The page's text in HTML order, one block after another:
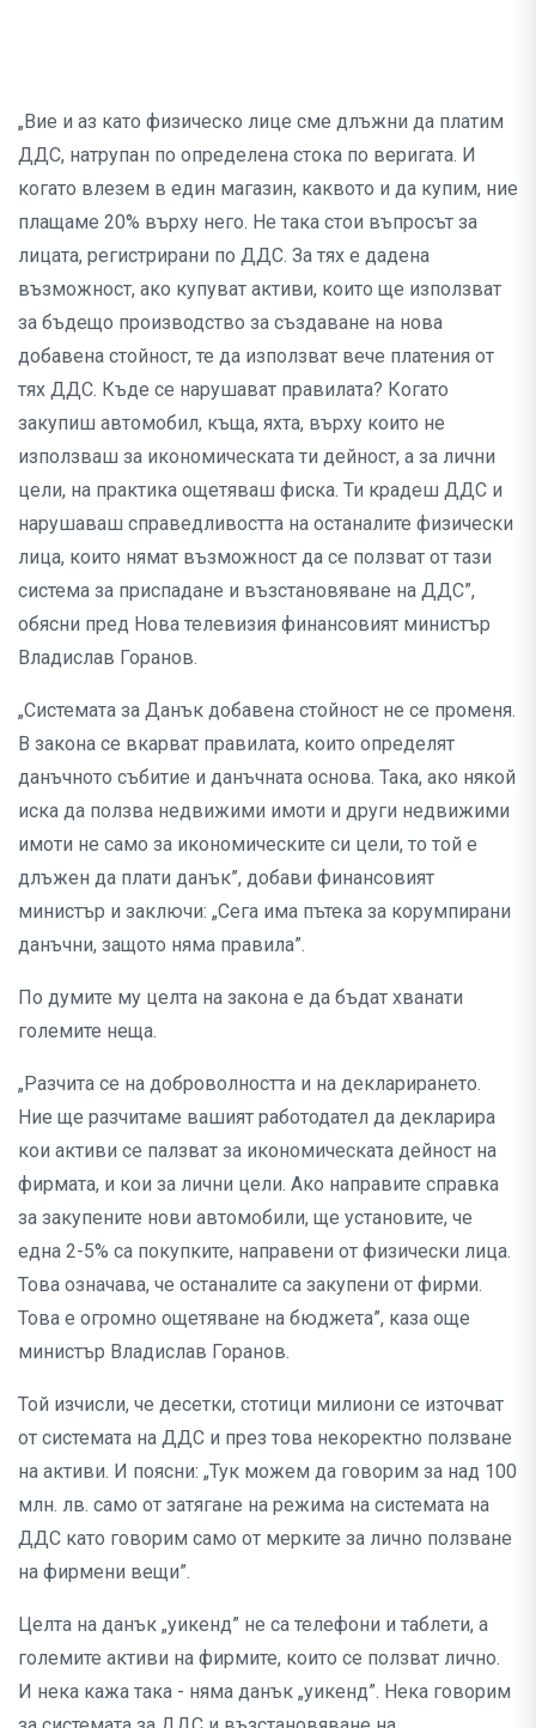
„Вие и аз като физическо лице сме длъжни да платим
ДДС, натрупан по определена стока по веригата. И
когато влезем в един магазин, каквото и да купим, ние
плащаме 20% върху него. Не така стои въпросът за
лицата, регистрирани по ДДС. За тях е дадена
възможност, ако купуват активи, които ще използват
за бъдещо производство за създаване на нова
добавена стойност, те да използват вече платения от
тях ДДС. Къде се нарушават правилата? Когато
закупиш автомобил, къща, яхта, върху които не
използваш за икономическата ти дейност, а за лични
цели, на практика ощетяваш фиска. Ти крадеш ДДС и
нарушаваш справедливостта на останалите физически
лица, които нямат възможност да се ползват от тази
система за приспадане и възстановяване на ДДС”,
обясни пред Нова телевизия финансовият министър
Владислав Горанов.
„Системата за Данък добавена стойност не се променя.
В закона се вкарват правилата, които определят
данъчното събитие и данъчната основа. Така, ако някой
иска да ползва недвижими имоти и други недвижими
имоти не само за икономическите си цели, то той е
длъжен да плати данък”, добави финансовият
министър и заключи: „Сега има пътека за корумпирани
данъчни, защото няма правила”.
По думите му целта на закона е да бъдат хванати
големите неща.
„Разчита се на доброволността и на декларирането.
Ние ще разчитаме вашият работодател да декларира
кои активи се палзват за икономическата дейност на
фирмата, и кои за лични цели. Ако направите справка
за закупените нови автомобили, ще установите, че
една 2-5% са покупките, направени от физически лица.
Това означава, че останалите са закупени от фирми.
Това е огромно ощетяване на бюджета”, каза още
министър Владислав Горанов.
Той изчисли, че десетки, стотици милиони се източват
от системата на ДДС и през това некоректно ползване
на активи. И поясни: „Тук можем да говорим за над 100
млн. лв. само от затягане на режима на системата на
ДДС като говорим само от мерките за лично ползване
на фирмени вещи”.
Целта на данък „уикенд” не са телефони и таблети, а
големите активи на фирмите, които се ползват лично.
И нека кажа така - няма данък „уикенд”. Нека говорим